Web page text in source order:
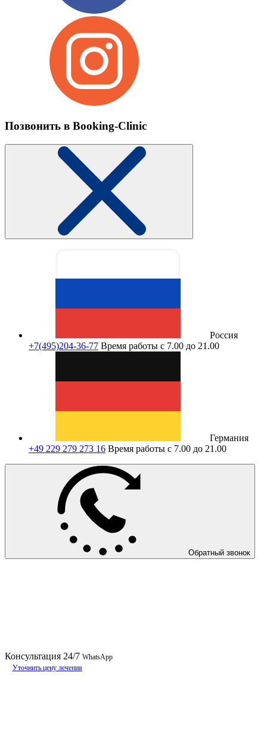
Позвонить в Booking-Clinic
Россия
+7(495)204-36-77 Время работы с 7.00 до 21.00
Германия
+49 229 279 273 16 Время работы с 7.00 до 21.00
Обратный звонок
Консультация 24/7 WhatsApp
Уточнить цену лечения